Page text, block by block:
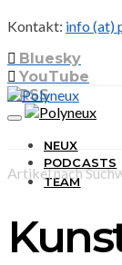
Kontakt: info (at)
Bluesky
YouTube
RSS
NEUX
PODCASTS
TEAM
Artikel nach